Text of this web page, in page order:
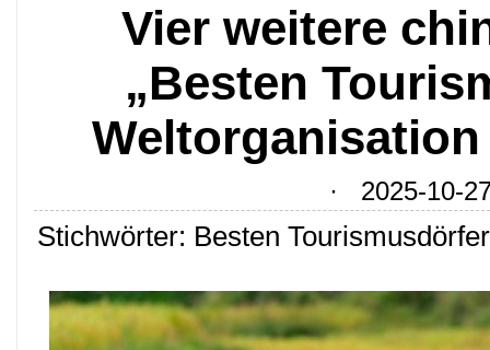
Vier weitere
„Besten
· 2025-10-
Stichwörter: Besten